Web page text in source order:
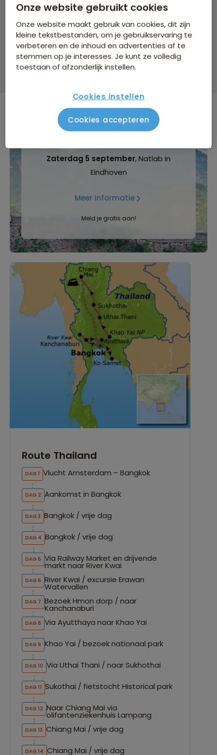
Familiereis Thailand
21 dagen vanaf 2.999 p.p.
Bijkomende kosten €18,25 p.p. op basis van 4 personen
Data & prijzen
Zaterdag 5 september, Natlab in
Eindhoven
Meer informatie
Meld je gratis aan!
Route Thailand
DAG 1 Vlucht Amsterdam – Bangkok
DAG 2 Aankomst in Bangkok
DAG 3 Bangkok / vrije dag
DAG 4 Bangkok / vrije dag
DAG 5 Via Railway Market en drijvende
markt naar River Kwai
DAG 6 River Kwai / excursie Erawan
Watervallen
DAG 7 Bezoek Hmon dorp / naar
Kanchanaburi
DAG 8 Via Ayutthaya naar Khao Yai
DAG 9 Khao Yai / bezoek nationaal park
DAG 10 Via Uthai Thani / naar Sukhothai
DAG 11 Sukothai / fietstocht Historical park
DAG 12 Naar Chiang Mai via
olifantenziekenhuis Lampang
DAG 13 Chiang Mai / vrije dag
DAG 14 Chiang Mai / vrije dag
Onze website gebruikt cookies
Onze website maakt gebruik van cookies, dit zijn
kleine tekstbestanden, om je gebruikservaring te
verbeteren en de inhoud en advertenties af te
stemmen op je interesses. Je kunt ze volledig
toestaan of afzonderlijk instellen.
Cookies instellen
Cookies accepteren